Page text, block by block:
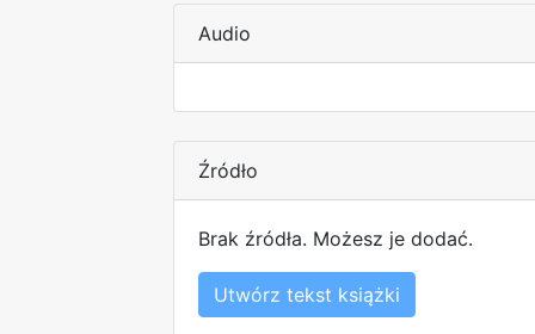
Audio
Źródło
Brak źródła. Możesz je dodać.
Utwórz tekst książki